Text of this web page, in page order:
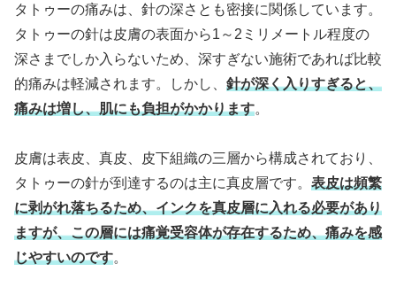
タトゥーの痛みは、針の深さとも密接に関係しています。
タトゥーの針は皮膚の表面から1～2ミリメートル程度の
深さまでしか入らないため、深すぎない施術であれば比較
的痛みは軽減されます。しかし、 針が深く入りすぎると、
痛みは増し、肌にも負担がかかります。
皮膚は表皮、真皮、皮下組織の三層から構成されており、
タトゥーの針が到達するのは主に真皮層です。 表皮は頻繁
に剥がれ落ちるため、インクを真皮層に入れる必要があり
ますが、この層には痛覚受容体が存在するため、痛みを感
じやすいのです。